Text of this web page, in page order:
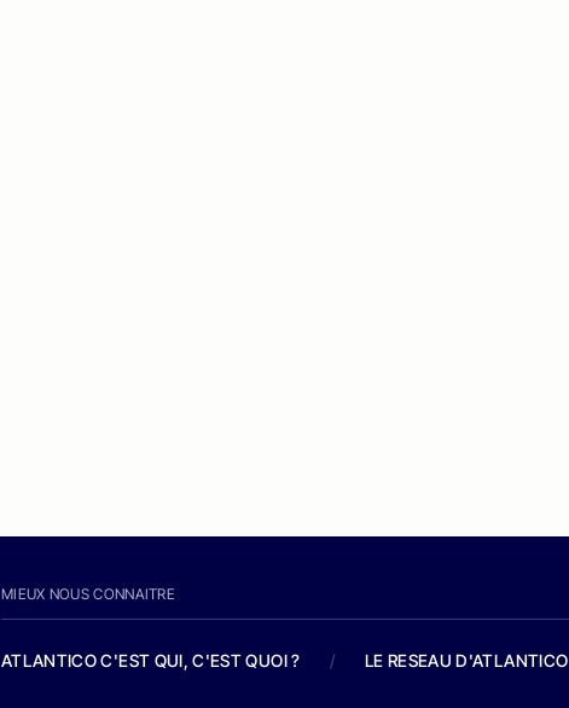
MIEUX NOUS CONNAITRE
ATLANTICO C'EST QUI, C'EST QUOI ? / LE RESEAU D'ATLANTICO